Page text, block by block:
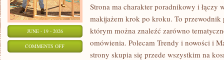
JUNE - 19 - 2026
COMMENTS OFFON
Strona ma charakter poradnikowy i łączy
makijażem krok po kroku. To
którym można znaleźć zarówno
omówienia. Polecam Trendy i nowości i
strony skupia się przede wszystkim na